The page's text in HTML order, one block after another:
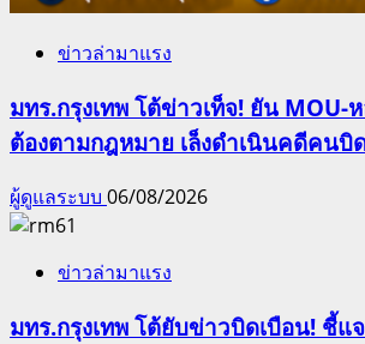
ข่าวล่ามาแรง
มทร.กรุงเทพ โต้ข่าวเท็จ! ยัน MOU-
ต้องตามกฎหมาย เล็งดำเนินคดีคนบิ
ผู้ดูแลระบบ 06/08/2026
ข่าวล่ามาแรง
มทร.กรุงเทพ โต้ยับข่าวบิดเบือน! ชี้แ